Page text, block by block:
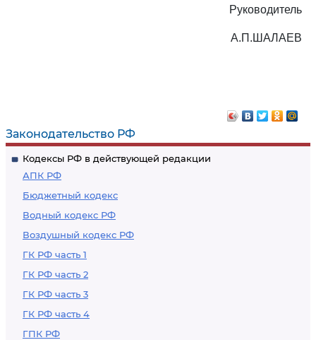
Законодательство РФ
Кодексы РФ в действующей редакции
АПК РФ
Бюджетный кодекс
Водный кодекс РФ
Воздушный кодекс РФ
ГК РФ часть 1
ГК РФ часть 2
ГК РФ часть 3
ГК РФ часть 4
ГПК РФ
Руководитель
А.П.ШАЛАЕВ